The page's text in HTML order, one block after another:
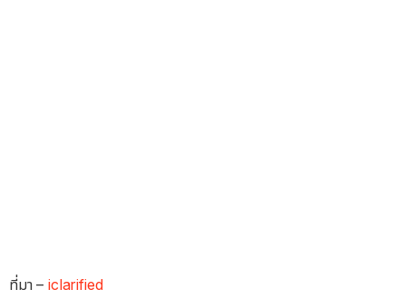
ที่มา –iclarified